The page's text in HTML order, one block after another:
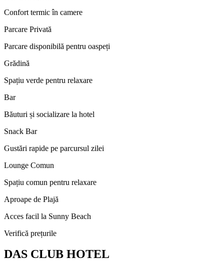
Confort termic în camere
Parcare Privată
Parcare disponibilă pentru oaspeți
Grădină
Spațiu verde pentru relaxare
Bar
Băuturi și socializare la hotel
Snack Bar
Gustări rapide pe parcursul zilei
Lounge Comun
Spațiu comun pentru relaxare
Aproape de Plajă
Acces facil la Sunny Beach
Verifică prețurile
DAS CLUB HOTEL